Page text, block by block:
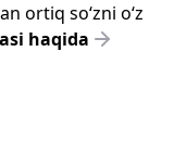
ortiq so‘zni o‘z
haqida